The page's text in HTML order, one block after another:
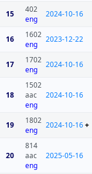
15
402
eng
2024-10-16
16
1602
eng
2023-12-22
17
1702
eng
2024-10-16
18
1502
aac
eng
2024-10-16
19
1802
eng
2024-10-16+
20
814
aac
eng
2025-05-16